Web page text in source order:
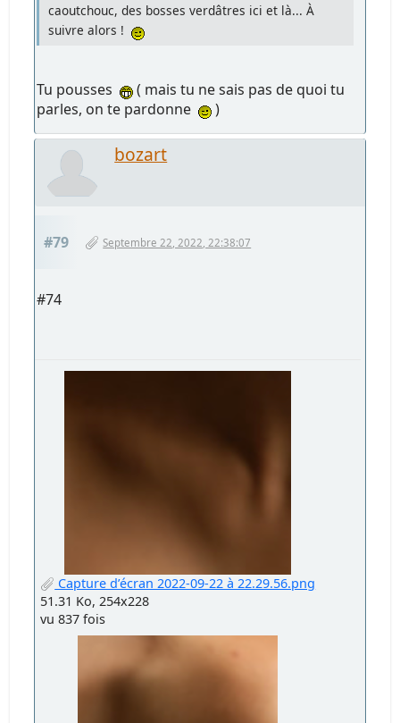
caoutchouc, des bosses verdâtres ici et là... À
suivre alors !
Tu pousses
( mais tu ne sais pas de quoi tu
parles, on te pardonne
)
bozart
#79 Septembre 22, 2022, 22:38:07
#74
Capture d’écran 2022-09-22 à 22.29.56.png
51.31 Ko, 254x228
vu 837 fois